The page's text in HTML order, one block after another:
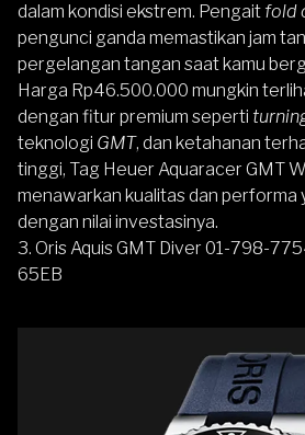
dalam kondisi ekstrem. Pengait fold
pengunci ganda memastikan jam
pergelangan tangan saat kamu
Harga Rp46.500.000 mungkin
dengan fitur premium seperti
teknologi GMT, dan ketahanan
tinggi, Tag Heuer Aquaracer GMT
menawarkan kualitas dan performa
dengan nilai investasinya.
3. Oris Aquis GMT Diver 01-798-
65EB